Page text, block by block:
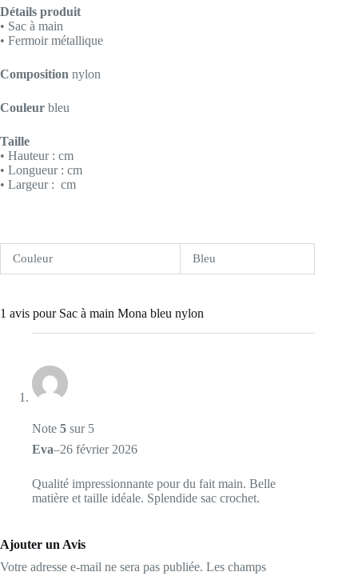
Détails produit
• Sac à main
• Fermoir métallique
Composition nylon
Couleur bleu
Taille
• Hauteur : cm
• Longueur : cm
• Largeur : cm
Couleur Bleu
1 avis pour Sac à main Mona bleu nylon
Note 5 sur 5
Eva–26 février 2026
Qualité impressionnante pour du fait main. Belle
matière et taille idéale. Splendide sac crochet.
Ajouter un Avis
Votre adresse e-mail ne sera pas publiée. Les champs